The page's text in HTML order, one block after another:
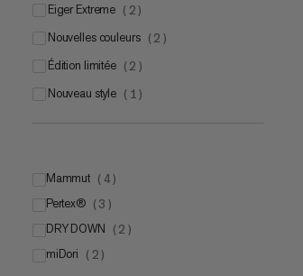
Eiger Extreme ( 2 )
Nouvelles couleurs ( 2 )
Édition limitée ( 2 )
Nouveau style ( 1 )
Mammut ( 4 )
Mammut FLEXGUARD
Mammut LOOPINSULATION
Pertex® ( 3 )
Pertex® Quantum® Pro
Pertex® Quantum®
DRY DOWN ( 2 )
miDori ( 2 )